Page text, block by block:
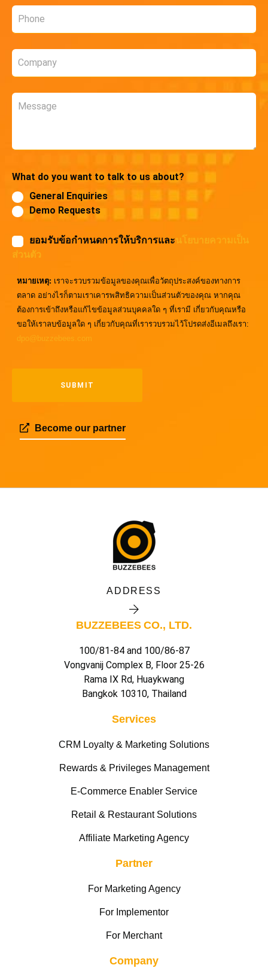
Phone
Company
Message
What do you want to talk to us about?
General Enquiries
Demo Requests
ยอมรับข้อกำหนดการให้บริการและนโยบายความเป็น
ส่วนตัว
หมายเหตุ: เราจะรวบรวมข้อมูลของคุณเพื่อวัตถุประสงค์ของทางการ
ตลาด อย่างไรก็ตามเราเคารพสิทธิความเป็นส่วนตัวของคุณ หากคุณ
ต้องการเข้าถึงหรือแก้ไขข้อมูลส่วนบุคคลใด ๆ ที่เรามี เกี่ยวกับคุณหรือ
ขอให้เราลบข้อมูลใด ๆ เกี่ยวกับคุณที่เรารวบรวมไว้โปรดส่งอีเมลถึงเรา:
dpo@buzzebees.com
Become our partner
ADDRESS
BUZZEBEES CO., LTD.
100/81-84 and 100/86-87
Vongvanij Complex B, Floor 25-26
Rama IX Rd, Huaykwang
Bangkok 10310, Thailand
Services
CRM Loyalty & Marketing Solutions
Rewards & Privileges Management
E-Commerce Enabler Service
Retail & Restaurant Solutions
Affiliate Marketing Agency
Partner
For Marketing Agency
For Implementor
For Merchant
Company